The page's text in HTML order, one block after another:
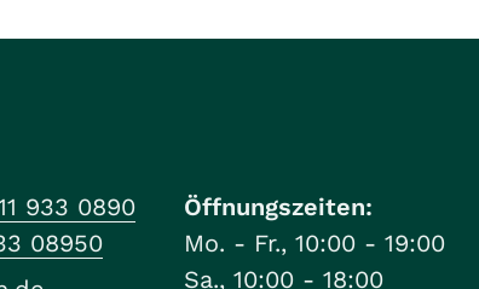
933 0890
08950
Öffnungszeiten:
Mo. - Fr., 10:00 - 19:00
Sa., 10:00 - 18:00